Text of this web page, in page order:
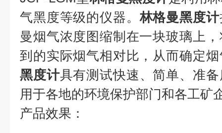
气黑度等级的仪器。林格曼黑度计
曼烟气浓度图缩制在一块玻璃上
到的实际烟气相对比，从而确定
黑度计具有测试快速、简单、准
用于各地的环境保护部门和各工矿
产品效果：